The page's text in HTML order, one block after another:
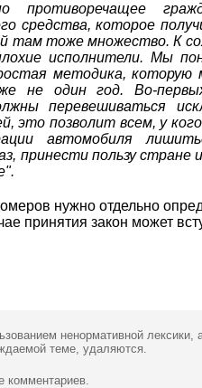
противоречащее
средства, которое
там тоже множество. К
исполнители. Мы
методика,
не один год. Во-
перевешиваться
это позволит всем, у
автомобиля
принести пользу стране
нужно отдельно
принятия закон может
ненормативной лексики,
теме, удаляются.
комментариев.